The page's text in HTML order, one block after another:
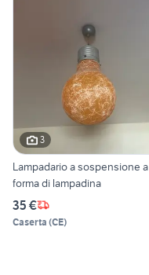
3
Lampadario a sospensione a
forma di lampadina
35 €
Caserta (CE)